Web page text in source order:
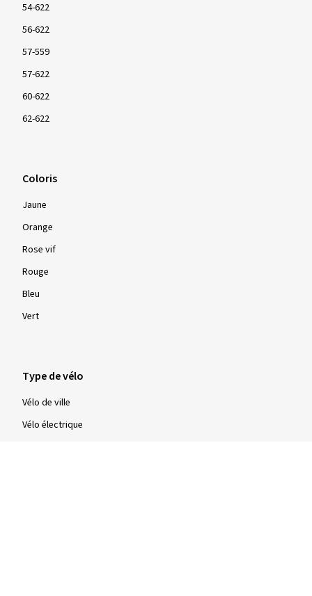
54-622
56-622
57-559
57-622
60-622
62-622
Coloris
Jaune
Orange
Rose vif
Rouge
Bleu
Vert
Type de vélo
Vélo de ville
Vélo électrique